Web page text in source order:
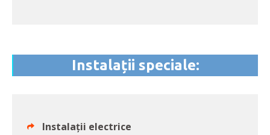
Instalații speciale:
Instalații electrice